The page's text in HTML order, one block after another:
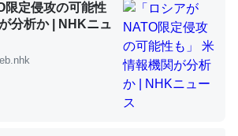
とカルシウムを大量に使う脊椎動物と貝
だな…。腹足類だと殻を無くしてナメク
てるし。
表】昆虫学の大問題＝「昆虫はなぜ海にいな
限定侵攻の可能性
分析か | NHKニュ